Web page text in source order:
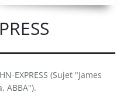
EXPRESS (Sujet "James
ABBA").